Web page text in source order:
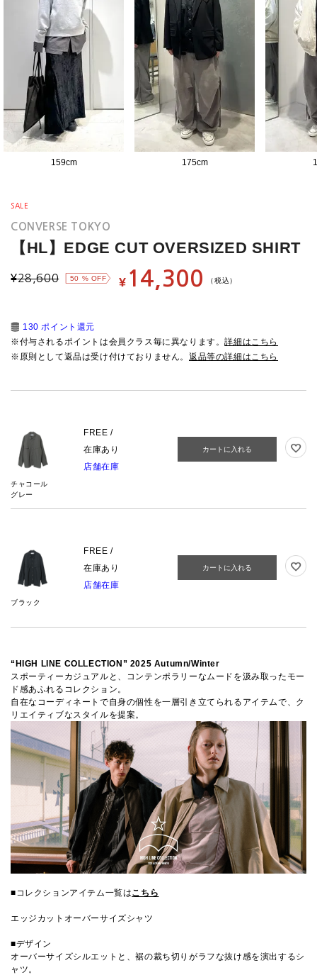
159cm 175cm
SALE
CONVERSE TOKYO
【HL】EDGE CUT OVERSIZED SHIRT
¥28,600 50 % OFF ¥ 14,300 （税込）
130 ポイント還元
※付与されるポイントは会員クラス毎に異なります。詳細はこちら
※原則として返品は受け付けておりません。 返品等の詳細はこちら
チャコール
グレー
FREE /
在庫あり
店舗在庫
カートに入れる
ブラック
FREE /
在庫あり
店舗在庫
カートに入れる
“HIGH LINE COLLECTION” 2025 Autumn/Winter
スポーティーカジュアルと、コンテンポラリーなムードを汲み取ったモー
ド感あふれるコレクション。
自在なコーディネートで自身の個性を一層引き立てられるアイテムで、ク
リエイティブなスタイルを提案。
■コレクションアイテム一覧はこちら
エッジカットオーバーサイズシャツ
■デザイン
オーバーサイズシルエットと、裾の裁ち切りがラフな抜け感を演出するシ
ャツ。